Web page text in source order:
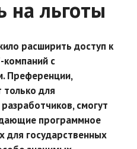
на льготы
расширить доступ к
с
Преференции,
только для
смогут
программное
для государственных